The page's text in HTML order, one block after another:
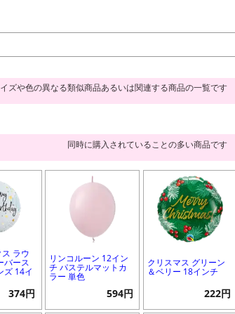
ズや色の異なる類似商品あるいは関連する商品の一覧です
同時に購入されていることの多い商品です
ラウ
バース
ズ 14イ
374円
リンコルーン 12イン
チ パステルマットカ
ラー 単色
594円
クリスマス グリーン
＆ベリー 18インチ
222円